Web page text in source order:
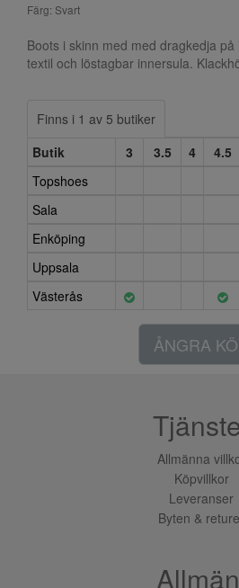
Färg: Svart
Boots i skinn med med dragkedja
textil och löstagbar innersula.
Finns i 1 av 5 butiker
Butik
3 3.5 4 4.5
Topshoes
Sala
Enköping
Uppsala
Västerås
ÅNGRA
Allmänna
Köpvillkor
Leveranser
Byten &